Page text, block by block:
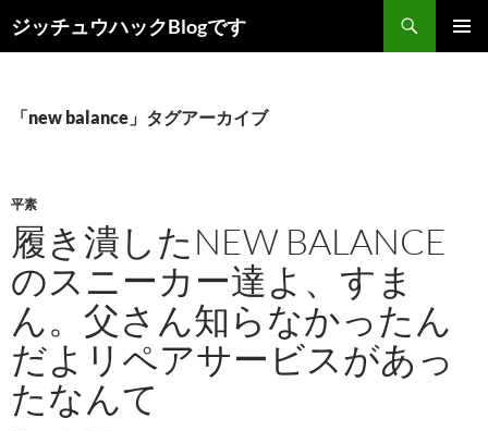
ン
キ
プ
ジッチュウハックBlogです
索
「new balance」タグアーカイブ
平素
履き潰したNEW BALANCE
のスニーカー達よ、すま
ん。父さん知らなかったん
だよリペアサービスがあっ
たなんて